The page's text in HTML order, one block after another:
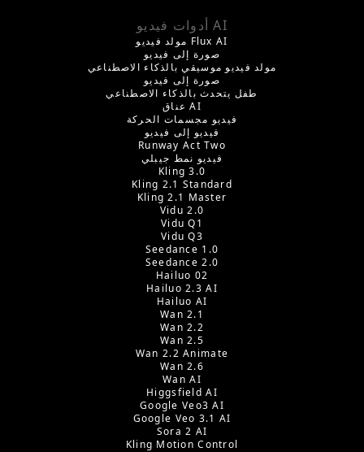
أدوات فيديو AI
مولد فيديو Flux AI
صورة إلى فيديو
مولد فيديو موسيقي بالذكاء الاصطناعي
صورة إلى فيديو
طفل يتحدث بالذكاء الاصطناعي
عناق AI
فيديو مجسمات الحركة
فيديو إلى فيديو
Runway Act Two
فيديو نمط جيبلي
Kling 3.0
Kling 2.1 Standard
Kling 2.1 Master
Vidu 2.0
Vidu Q1
Vidu Q3
Seedance 1.0
Seedance 2.0
Hailuo 02
Hailuo 2.3 AI
Hailuo AI
Wan 2.1
Wan 2.2
Wan 2.5
Wan 2.2 Animate
Wan 2.6
Wan AI
Higgsfield AI
Google Veo3 AI
Google Veo 3.1 AI
Sora 2 AI
Kling Motion Control